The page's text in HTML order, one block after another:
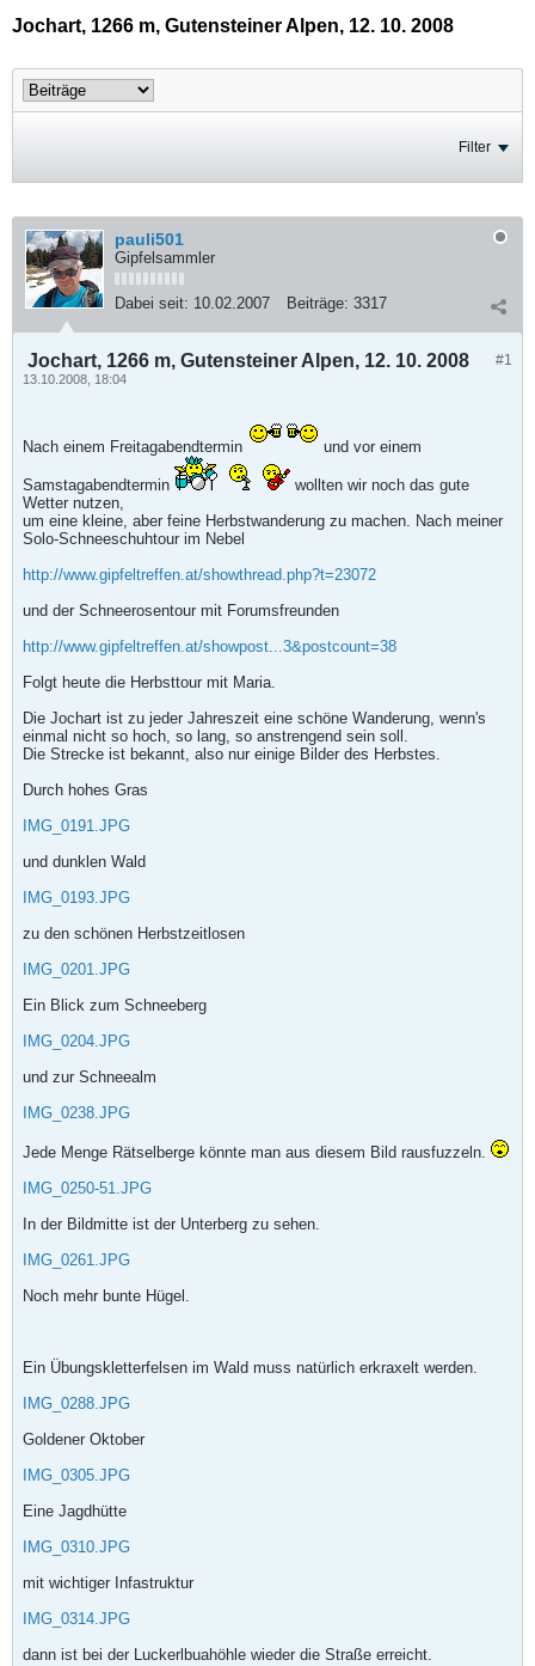
Jochart, 1266 m, Gutensteiner Alpen, 12. 10. 2008
Filter
pauli501
Gipfelsammler
Dabei seit: 10.02.2007 Beiträge: 3317
#1
Jochart, 1266 m, Gutensteiner Alpen, 12. 10. 2008
13.10.2008, 18:04
Nach einem Freitagabendtermin und vor einem
Samstagabendtermin
wollten wir noch das gute
Wetter nutzen,
um eine kleine, aber feine Herbstwanderung zu machen. Nach meiner
Solo-Schneeschuhtour im Nebel
http://www.gipfeltreffen.at/showthread.php?t=23072
und der Schneerosentour mit Forumsfreunden
http://www.gipfeltreffen.at/showpost...3&postcount=38
Folgt heute die Herbsttour mit Maria.
Die Jochart ist zu jeder Jahreszeit eine schöne Wanderung, wenn's
einmal nicht so hoch, so lang, so anstrengend sein soll.
Die Strecke ist bekannt, also nur einige Bilder des Herbstes.
Durch hohes Gras
IMG_0191.JPG
und dunklen Wald
IMG_0193.JPG
zu den schönen Herbstzeitlosen
IMG_0201.JPG
Ein Blick zum Schneeberg
IMG_0204.JPG
und zur Schneealm
IMG_0238.JPG
Jede Menge Rätselberge könnte man aus diesem Bild rausfuzzeln.
IMG_0250-51.JPG
In der Bildmitte ist der Unterberg zu sehen.
IMG_0261.JPG
Noch mehr bunte Hügel.
Ein Übungskletterfelsen im Wald muss natürlich erkraxelt werden.
IMG_0288.JPG
Goldener Oktober
IMG_0305.JPG
Eine Jagdhütte
IMG_0310.JPG
mit wichtiger Infastruktur
IMG_0314.JPG
dann ist bei der Luckerlbuahöhle wieder die Straße erreicht.